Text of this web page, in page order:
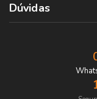
Dúvidas